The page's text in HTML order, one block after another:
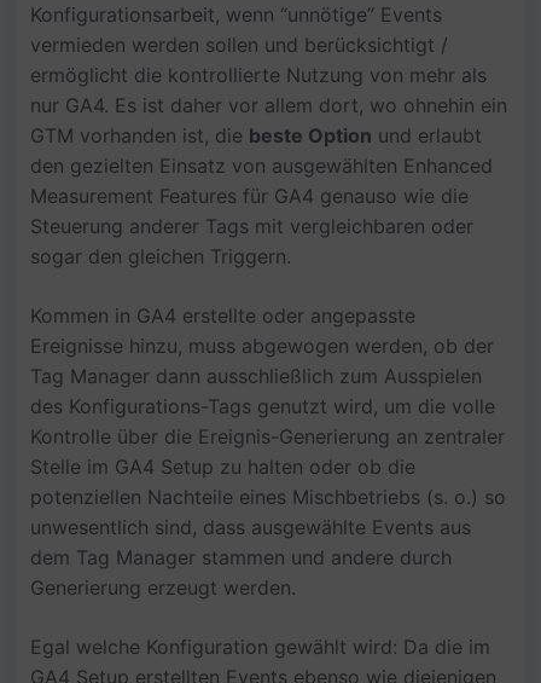
Konfigurationsarbeit, wenn “unnötige” Events
vermieden werden sollen und berücksichtigt /
ermöglicht die kontrollierte Nutzung von mehr als
nur GA4. Es ist daher vor allem dort, wo ohnehin ein
GTM vorhanden ist, die beste Option und erlaubt
den gezielten Einsatz von ausgewählten Enhanced
Measurement Features für GA4 genauso wie die
Steuerung anderer Tags mit vergleichbaren oder
sogar den gleichen Triggern.
Kommen in GA4 erstellte oder angepasste
Ereignisse hinzu, muss abgewogen werden, ob der
Tag Manager dann ausschließlich zum Ausspielen
des Konfigurations-Tags genutzt wird, um die volle
Kontrolle über die Ereignis-Generierung an zentraler
Stelle im GA4 Setup zu halten oder ob die
potenziellen Nachteile eines Mischbetriebs (s. o.) so
unwesentlich sind, dass ausgewählte Events aus
dem Tag Manager stammen und andere durch
Generierung erzeugt werden.
Egal welche Konfiguration gewählt wird: Da die im
GA4 Setup erstellten Events ebenso wie diejenigen